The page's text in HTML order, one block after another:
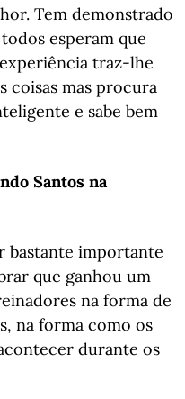
Tem demonstrado
esperam que
traz-lhe
coisas mas procura
e sabe bem
Santos na
bastante importante
que ganhou um
na forma de
na forma como os
durante os